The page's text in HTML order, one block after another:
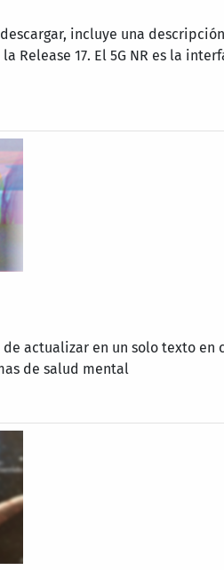
incluye una
Release 17. El 5G NR es la
actualizar en un solo texto
de salud mental